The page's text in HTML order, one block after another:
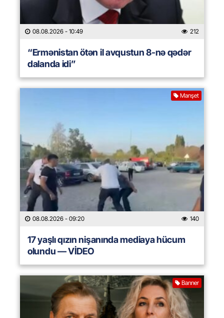
08.08.2026 - 10:49 212
“Ermənistan ötən il avqustun 8-nə qədər
dalanda idi”
Manşet
08.08.2026 - 09:20 140
17 yaşlı qızın nişanında mediaya hücum
olundu — VİDEO
Banner